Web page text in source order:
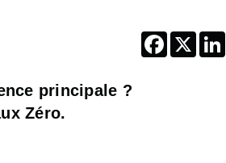
Facebook
X
principale ?
Zéro.